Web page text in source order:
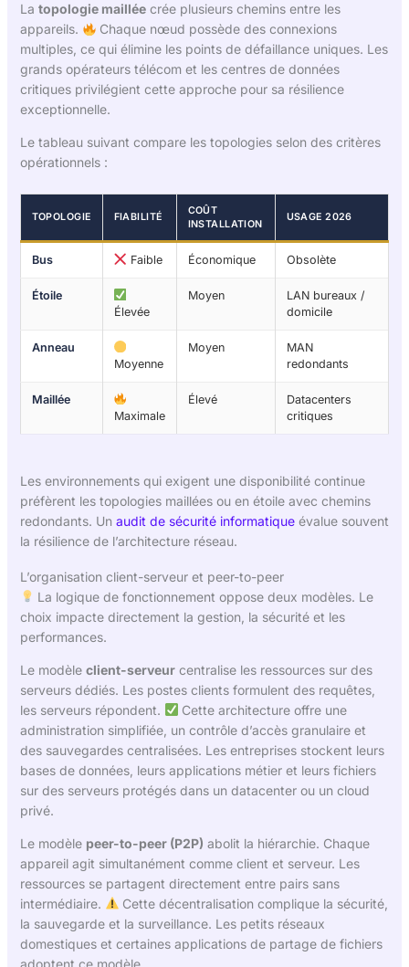
La topologie mailléecrée plusieurs chemins entre les
appareils.
Chaque nœud possède des connexions
multiples, ce qui élimine les points de défaillance uniques. Les
grands opérateurs télécom et les centres de données
critiques privilégient cette approche pour sa résilience
exceptionnelle.
Le tableau suivant compare les topologies selon des critères
opérationnels :
TOPOLOGIE FIABILITÉ
COÛT
INSTALLATION
USAGE 2026
Bus Faible Économique Obsolète
Étoile
Élevée
Moyen
LAN bureaux /
domicile
Anneau
Moyenne
Moyen
MAN
redondants
Maillée
Maximale
Élevé
Datacenters
critiques
Les environnements qui exigent une disponibilité continue
préfèrent les topologies maillées ou en étoile avec chemins
redondants. Un audit de sécurité informatiqueévalue souvent
la résilience de l’architecture réseau.
L’organisation client-serveur et peer-to-peer
La logique de fonctionnement oppose deux modèles. Le
choix impacte directement la gestion, la sécurité et les
performances.
Le modèle client-serveurcentralise les ressources sur des
serveurs dédiés. Les postes clients formulent des requêtes,
les serveurs répondent.
Cette architecture offre une
administration simplifiée, un contrôle d’accès granulaire et
des sauvegardes centralisées. Les entreprises stockent leurs
bases de données, leurs applications métier et leurs fichiers
sur des serveurs protégés dans un datacenter ou un cloud
privé.
Le modèle peer-to-peer (P2P) abolit la hiérarchie. Chaque
appareil agit simultanément comme client et serveur. Les
ressources se partagent directement entre pairs sans
intermédiaire.
Cette décentralisation complique la sécurité,
la sauvegarde et la surveillance. Les petits réseaux
domestiques et certaines applications de partage de fichiers
adoptent ce modèle.